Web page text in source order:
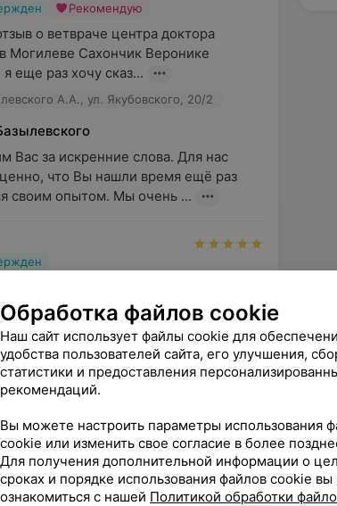
Рекомендую
о ветвраче центра доктора
Могилеве Сахончик Веронике
еще раз хочу сказ...
А.А., ул. Якубовского, 20/2
Вас за искренние слова. Для нас
что Вы нашли время ещё раз
своим опытом. Мы очень ...
Андреевне Сахончик за
диагноз и назначенное
После ле...
А.А., ул. Якубовского, 20/2
Вас за доверие. Нам особенно важно,
диагностика помогла вернуть
питомцу. Пр...
Обработка файлов cookie
Наш сайт использует файлы cookie для
удобства пользователей сайта, его улучшения,
статистики и предоставления
рекомендаций.
Вы можете настроить параметры использования
cookie или изменить свое согласие в более
Для получения дополнительной информации о
сроках и порядке использования файлов cookie
ознакомиться с нашей Политикой обработки